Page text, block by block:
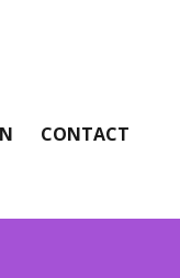
CONTACT